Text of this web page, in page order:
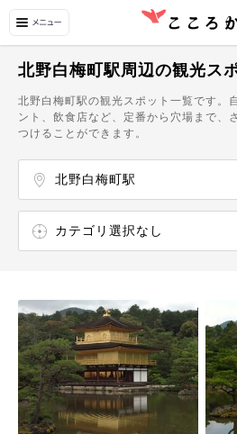
北野白梅町駅周辺の観光ス
北野白梅町駅の観光スポット一覧です。
ント、飲食店など、定番から穴場まで、
つけることができます。
北野白梅町駅
カテゴリ選択なし